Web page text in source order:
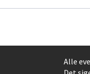
Alle